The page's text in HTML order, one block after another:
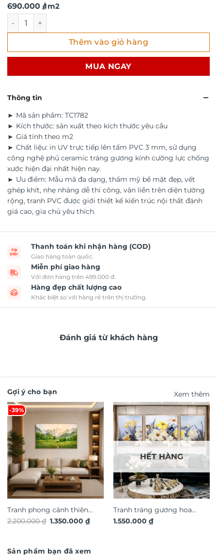
690.000 ₫
/ m2
Tranh pvc tráng gương ốp tường TC1782 số lượng
Thêm vào giỏ hàng
MUA NGAY
Thông tin
► Mã sản phẩm: TC1782
► Kích thước: sản xuất theo kích thước yêu cầu
► Giá tính theo m2
► Chất liệu: in UV trực tiếp lên tấm PVC 3 mm, sử dụng
công nghệ phủ ceramic tráng gương kính cường lực chống
xước hiện đại nhất hiện nay.
► Ưu điểm: Mẫu mã đa dạng, thẩm mỹ bề mặt đẹp, vết
ghép khít, nhẹ nhàng dễ thi công, vân liền trên diện tường
rộng, tranh PVC được giới thiết kế kiến trúc nội thất đánh
giá cao, gia chủ yêu thích.
Thanh toán khi nhận hàng (COD)
Giao hàng toàn quốc.
Miễn phí giao hàng
Với đơn hàng trên 499.000 đ.
Hàng đẹp chất lượng cao
Khác biệt so với hàng rẻ trên thị trường.
Đánh giá từ khách hàng
Gợi ý cho bạn Xem thêm
-39%
Tranh phong cảnh thiên
nhiên hiệu ứng dát vàng
2.200.000₫ Giá
1.350.000₫Giá
HẾT HÀNG
Tranh tráng gương hoa
nghệ thuật TG4914S
1.550.000 ₫
Sản phẩm bạn đã xem